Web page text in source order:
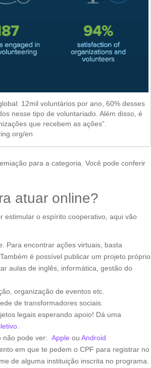
12mil voluntários por ano, 60% desses
nesse tipo de voluntariado. Além disso, é
que recebem as ações”.
en
para a categoria. Você pode conferir
atuar online?
estimular o espírito cooperativo, aqui vão
Para encontrar ações virtuais, basta
é possível publicar um projeto próprio
aulas de inglês, informática, gestão do
organização de eventos etc.
de transformadores sociais.
legais esperando apoio! Dá uma
não pode ver: Apple ou Android
em que te pedem o CPF para registrar no
de alguma instituição inscrita no programa.